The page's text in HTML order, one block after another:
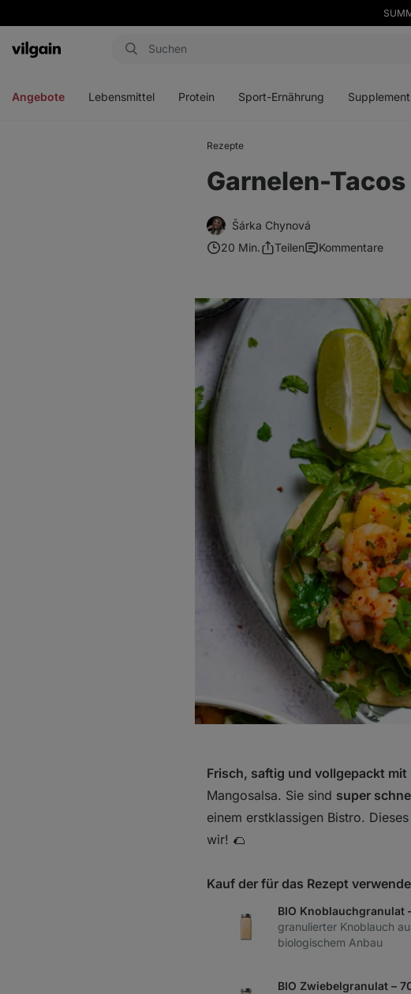
Aktin
Angebote Lebensmittel Protein Sport-Ernährung
Rezepte
Garnelen-
Šárka Chynová
20 Min.
Teilen Kommentare
Frisch, saftig und vollgepackt mit
Mangosalsa. Sie sind super
einem erstklassigen Bistro.
wir! 🌮
Kauf der für das Rezept
BIO Knoblauchgranulat
granulierter Knoblauch
biologischem Anbau
BIO Zwiebelgranulat –